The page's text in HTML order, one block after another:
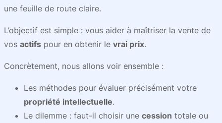
une feuille de route claire.
L’objectif est simple : vous aider à maîtriser la vente de
vos actifs pour en obtenir le vrai prix.
Concrètement, nous allons voir ensemble :
Les méthodes pour évaluer précisément votre
propriété intellectuelle.
Le dilemme : faut-il choisir une cession totale ou